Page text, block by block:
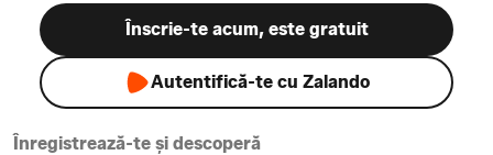
Înscrie-te acum, este gratuit
Autentifică-te cu Zalando
Înregistrează-te și descoperă